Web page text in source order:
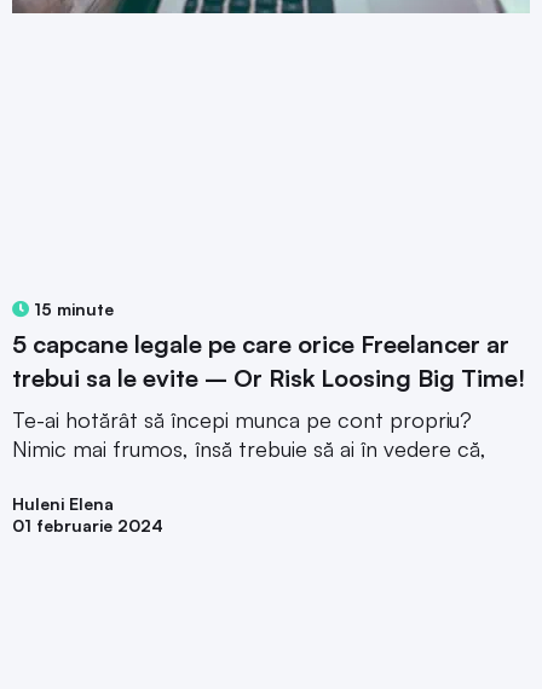
15 minute
5 capcane legale pe care orice Freelancer ar
trebui sa le evite – Or Risk Loosing Big Time!
Te-ai hotărât să începi munca pe cont propriu?
Nimic mai frumos, însă trebuie să ai în vedere că,
Huleni Elena
01 februarie 2024